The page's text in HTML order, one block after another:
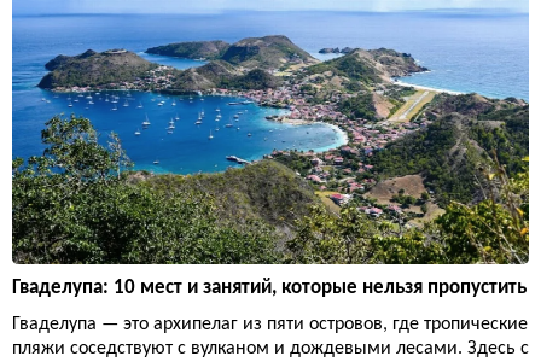
Гваделупа: 10 мест и занятий, которые нельзя пропустить
Гваделупа — это архипелаг из пяти островов, где тропические
пляжи соседствуют с вулканом и дождевыми лесами. Здесь с